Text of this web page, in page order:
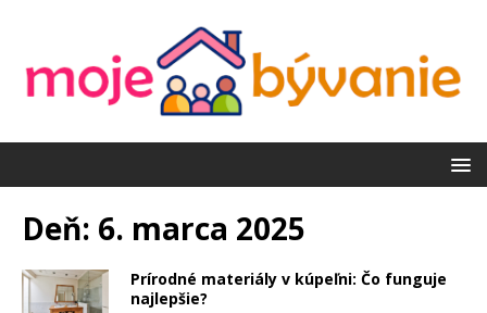
Deň: 6. marca 2025
Prírodné materiály v kúpeľni: Čo funguje
najlepšie?